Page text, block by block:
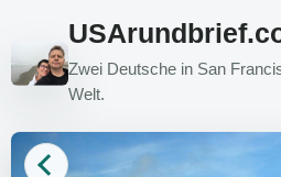
Zwei Deutsche in San
Welt.